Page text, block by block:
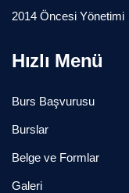
2014 Öncesi Yönetimi
Hızlı Menü
Burs Başvurusu
Burslar
Belge ve Formlar
Galeri